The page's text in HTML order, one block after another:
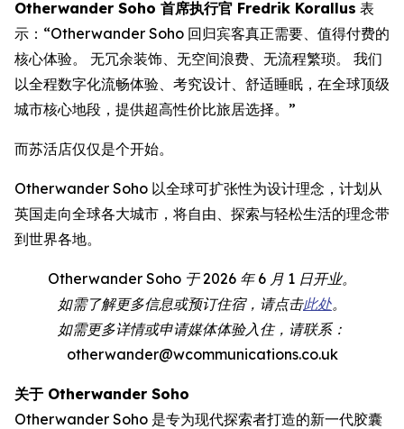
Otherwander Soho 首席执行官 Fredrik Korallus 表
示：“Otherwander Soho 回归宾客真正需要、值得付费的
核心体验。 无冗余装饰、无空间浪费、无流程繁琐。 我们
以全程数字化流畅体验、考究设计、舒适睡眠，在全球顶级
城市核心地段，提供超高性价比旅居选择。”
而苏活店仅仅是个开始。
Otherwander Soho 以全球可扩张性为设计理念，计划从
英国走向全球各大城市，将自由、探索与轻松生活的理念带
到世界各地。
Otherwander Soho 于 2026 年 6 月 1 日开业。
如需了解更多信息或预订住宿，请点击此处。
如需更多详情或申请媒体体验入住，请联系：
otherwander@wcommunications.co.uk
关于 Otherwander Soho
Otherwander Soho 是专为现代探索者打造的新一代胶囊